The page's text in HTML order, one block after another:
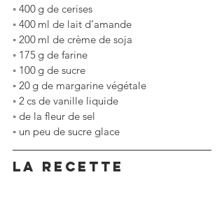
◦ 400 g de cerises
◦ 400 ml de lait d’amande
◦ 200 ml de crème de soja
◦ 175 g de farine
◦ 100 g de sucre
◦ 20 g de margarine végétale
◦ 2 cs de vanille liquide
◦ de la fleur de sel
◦ un peu de sucre glace
LA RECETTE